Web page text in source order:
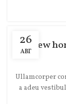
26
АВГNew
Ullamcorper
a adeu